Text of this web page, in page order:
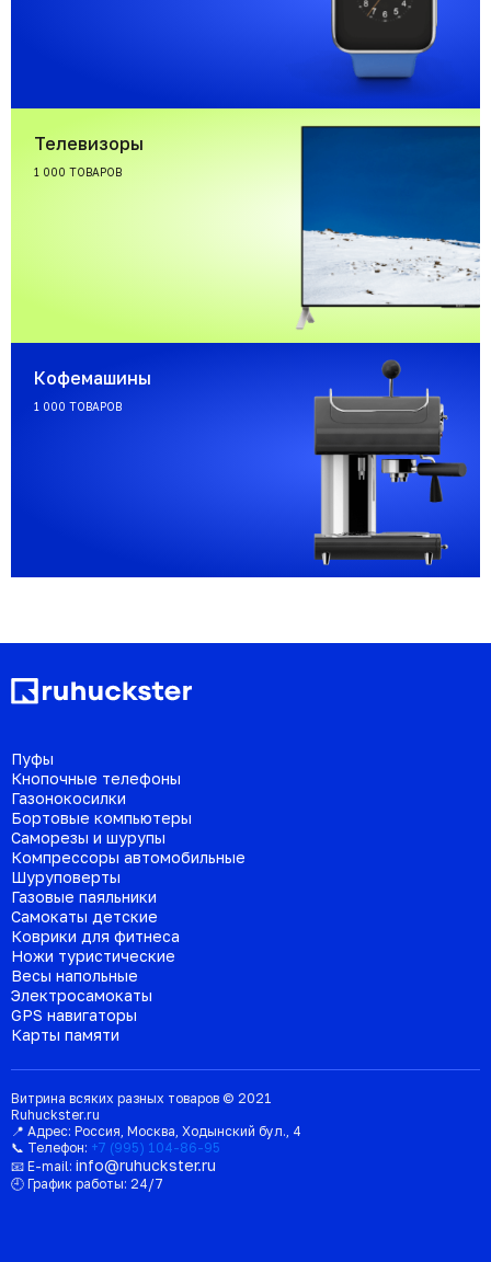
Телевизоры
1 000 ТОВАРОВ
Кофемашины
1 000 ТОВАРОВ
Пуфы
Кнопочные телефоны
Газонокосилки
Бортовые компьютеры
Саморезы и шурупы
Компрессоры автомобильные
Шуруповерты
Газовые паяльники
Самокаты детские
Коврики для фитнеса
Ножи туристические
Весы напольные
Электросамокаты
GPS навигаторы
Карты памяти
Витрина всяких разных товаров © 2021
Ruhuckster.ru
📍 Адрес: Россия, Москва, Ходынский бул., 4
📞 Телефон: +7 (995) 104-86-95
📧 E-mail: info@ruhuckster.ru
🕘 График работы: 24/7